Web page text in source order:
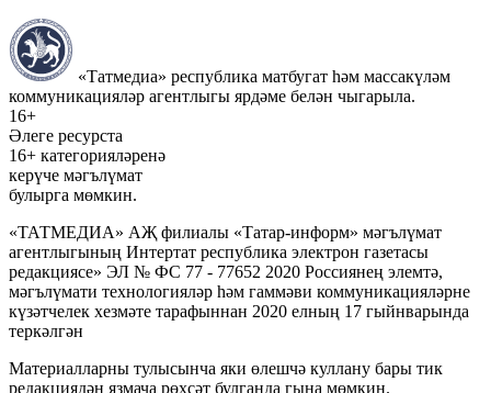
«Татмедиа» республика матбугат һәм массакүләм
коммуникацияләр агентлыгы ярдәме белән чыгарыла.
16+
Әлеге ресурста
16+ категорияләренә
керүче мәгълүмат
булырга мөмкин.
«ТАТМЕДИА» АҖ филиалы «Татар-информ» мәгълүмат
агентлыгының Интертат республика электрон газетасы
редакциясе» ЭЛ № ФС 77 - 77652 2020 Россиянең элемтә,
мәгълүмати технологияләр һәм гаммәви коммуникацияләрне
күзәтчелек хезмәте тарафыннан 2020 елның 17 гыйнварында
теркәлгән
Материалларны тулысынча яки өлешчә куллану бары тик
редакциядән язмача рөхсәт булганда гына мөмкин.